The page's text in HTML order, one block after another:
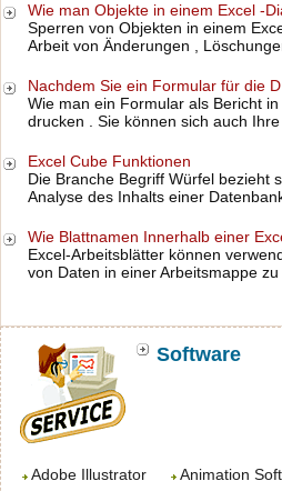
Wie man Objekte in einem Excel -
Sperren von Objekten in einem
Arbeit von Änderungen ,
Nachdem Sie ein Formular für die
Wie man ein Formular als Bericht
drucken . Sie können sich auch
Excel Cube Funktionen
Die Branche Begriff Würfel bezieht
Analyse des Inhalts einer
Wie Blattnamen Innerhalb einer
Excel-Arbeitsblätter können
von Daten in einer Arbeitsmappe zu
Software
Adobe Illustrator Animation